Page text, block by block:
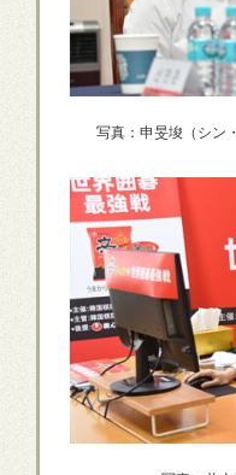
写真：申旻埈（シン